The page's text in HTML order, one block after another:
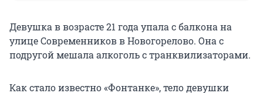
Девушка в возрасте 21 года упала с балкона на
улице Современников в Новогорелово. Она с
подругой мешала алкоголь с транквилизаторами.
Как стало известно «Фонтанке», тело девушки